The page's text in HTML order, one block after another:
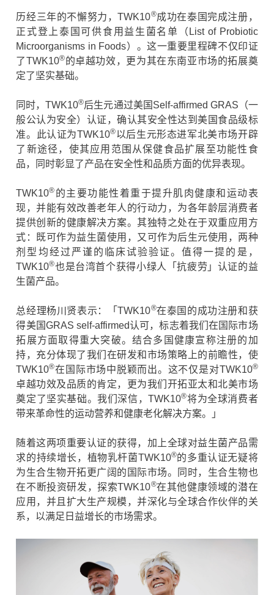
历经三年的不懈努力，TWK10®成功在泰国完成注册，
正式登上泰国可供食用益生菌名单（List of Probiotic
Microorganisms in Foods）。这一重要里程碑不仅印证
了TWK10®的卓越功效，更为其在东南亚市场的拓展奠
定了坚实基础。
同时，TWK10®后生元通过美国Self-affirmed GRAS（一
般公认为安全）认证，确认其安全性达到美国食品级标
准。此认证为TWK10®以后生元形态进军北美市场开辟
了新途径，使其应用范围从保健食品扩展至功能性食
品，同时彰显了产品在安全性和品质方面的优异表现。
TWK10® 的主要功能性着重于提升肌肉健康和运动表
现，并能有效改善老年人的行动力，为各年龄层消费者
提供创新的健康解决方案。其独特之处在于双重应用方
式：既可作为益生菌使用，又可作为后生元使用，两种
剂型均经过严谨的临床试验验证。值得一提的是，
TWK10®也是台湾首个获得小绿人「抗疲劳」认证的益
生菌产品。
总经理杨川贤表示：「TWK10®在泰国的成功注册和获
得美国GRAS self-affirmed认可，标志着我们在国际市场
拓展方面取得重大突破。结合多国健康宣称注册的加
持，充分体现了我们在研发和市场策略上的前瞻性，使
TWK10®在国际市场中脱颖而出。这不仅是对TWK10®
卓越功效及品质的肯定，更为我们开拓亚太和北美市场
奠定了坚实基础。我们深信，TWK10®将为全球消费者
带来革命性的运动营养和健康老化解决方案。」
随着这两项重要认证的获得，加上全球对益生菌产品需
求的持续增长，植物乳杆菌TWK10®的多重认证无疑将
为生合生物开拓更广阔的国际市场。同时，生合生物也
在不断投资研发，探索TWK10®在其他健康领域的潜在
应用，并且扩大生产规模，并深化与全球合作伙伴的关
系，以满足日益增长的市场需求。